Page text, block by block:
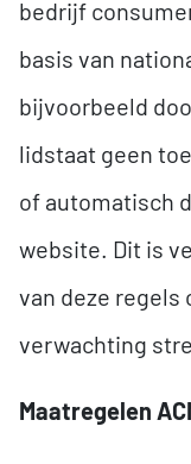
bedrijf
basis van
bijvoorbeeld
lidstaat geen
of automatisch
website. Dit is
van deze
verwachting
Maatregelen